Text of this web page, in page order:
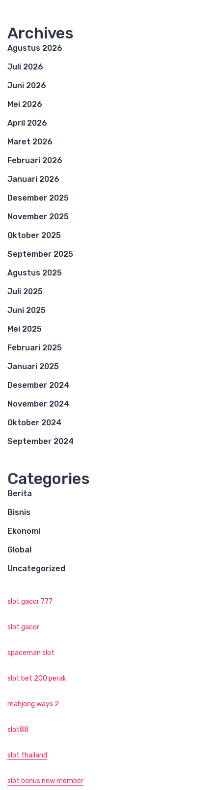
Archives
Agustus 2026
Juli 2026
Juni 2026
Mei 2026
April 2026
Maret 2026
Februari 2026
Januari 2026
Desember 2025
November 2025
Oktober 2025
September 2025
Agustus 2025
Juli 2025
Juni 2025
Mei 2025
Februari 2025
Januari 2025
Desember 2024
November 2024
Oktober 2024
September 2024
Categories
Berita
Bisnis
Ekonomi
Global
Uncategorized
slot gacor 777
slot gacor
spaceman slot
slot bet 200 perak
mahjong ways 2
slot88
slot thailand
slot bonus new member